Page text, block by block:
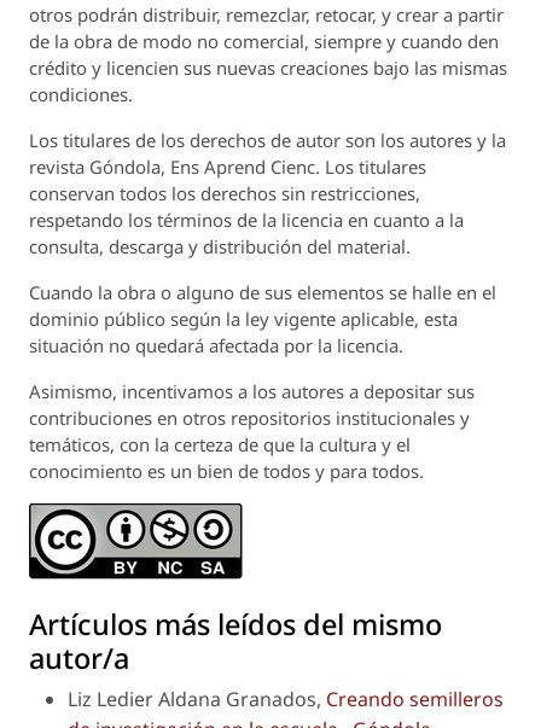
otros podrán distribuir, remezclar, retocar, y crear a partir
de la obra de modo no comercial, siempre y cuando den
crédito y licencien sus nuevas creaciones bajo las mismas
condiciones.
Los titulares de los derechos de autor son los autores y la
revista Góndola, Ens Aprend Cienc. Los titulares
conservan todos los derechos sin restricciones,
respetando los términos de la licencia en cuanto a la
consulta, descarga y distribución del material.
Cuando la obra o alguno de sus elementos se halle en el
dominio público según la ley vigente aplicable, esta
situación no quedará afectada por la licencia.
Asimismo, incentivamos a los autores a depositar sus
contribuciones en otros repositorios institucionales y
temáticos, con la certeza de que la cultura y el
conocimiento es un bien de todos y para todos.
Artículos más leídos del mismo
autor/a
Liz Ledier Aldana Granados, Creando semilleros